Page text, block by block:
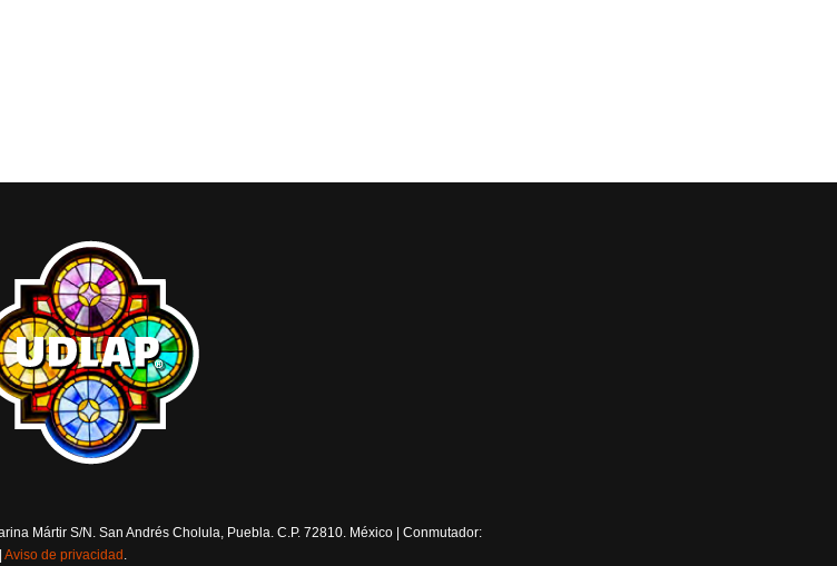
Mártir S/N. San Andrés Cholula, Puebla. C.P. 72810. México | Conmutador:
Aviso de privacidad .